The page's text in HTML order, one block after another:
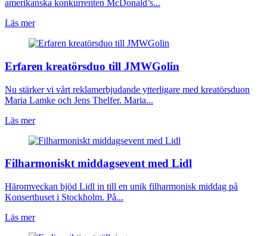
amerikanska konkurrenten McDonald’s...
Läs mer
Erfaren kreatörsduo till JMWGolin
Nu stärker vi vårt reklamerbjudande ytterligare med kreatörsduon
Maria Lamke och Jens Thelfer. Maria...
Läs mer
Filharmoniskt middagsevent med Lidl
Häromveckan bjöd Lidl in till en unik filharmonisk middag på
Konserthuset i Stockholm. På...
Läs mer